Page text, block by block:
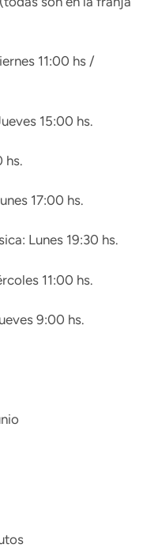
11:00 hs /
15:00 hs.
hs.
17:00 hs.
Lunes 19:30 hs.
11:00 hs.
9:00 hs.